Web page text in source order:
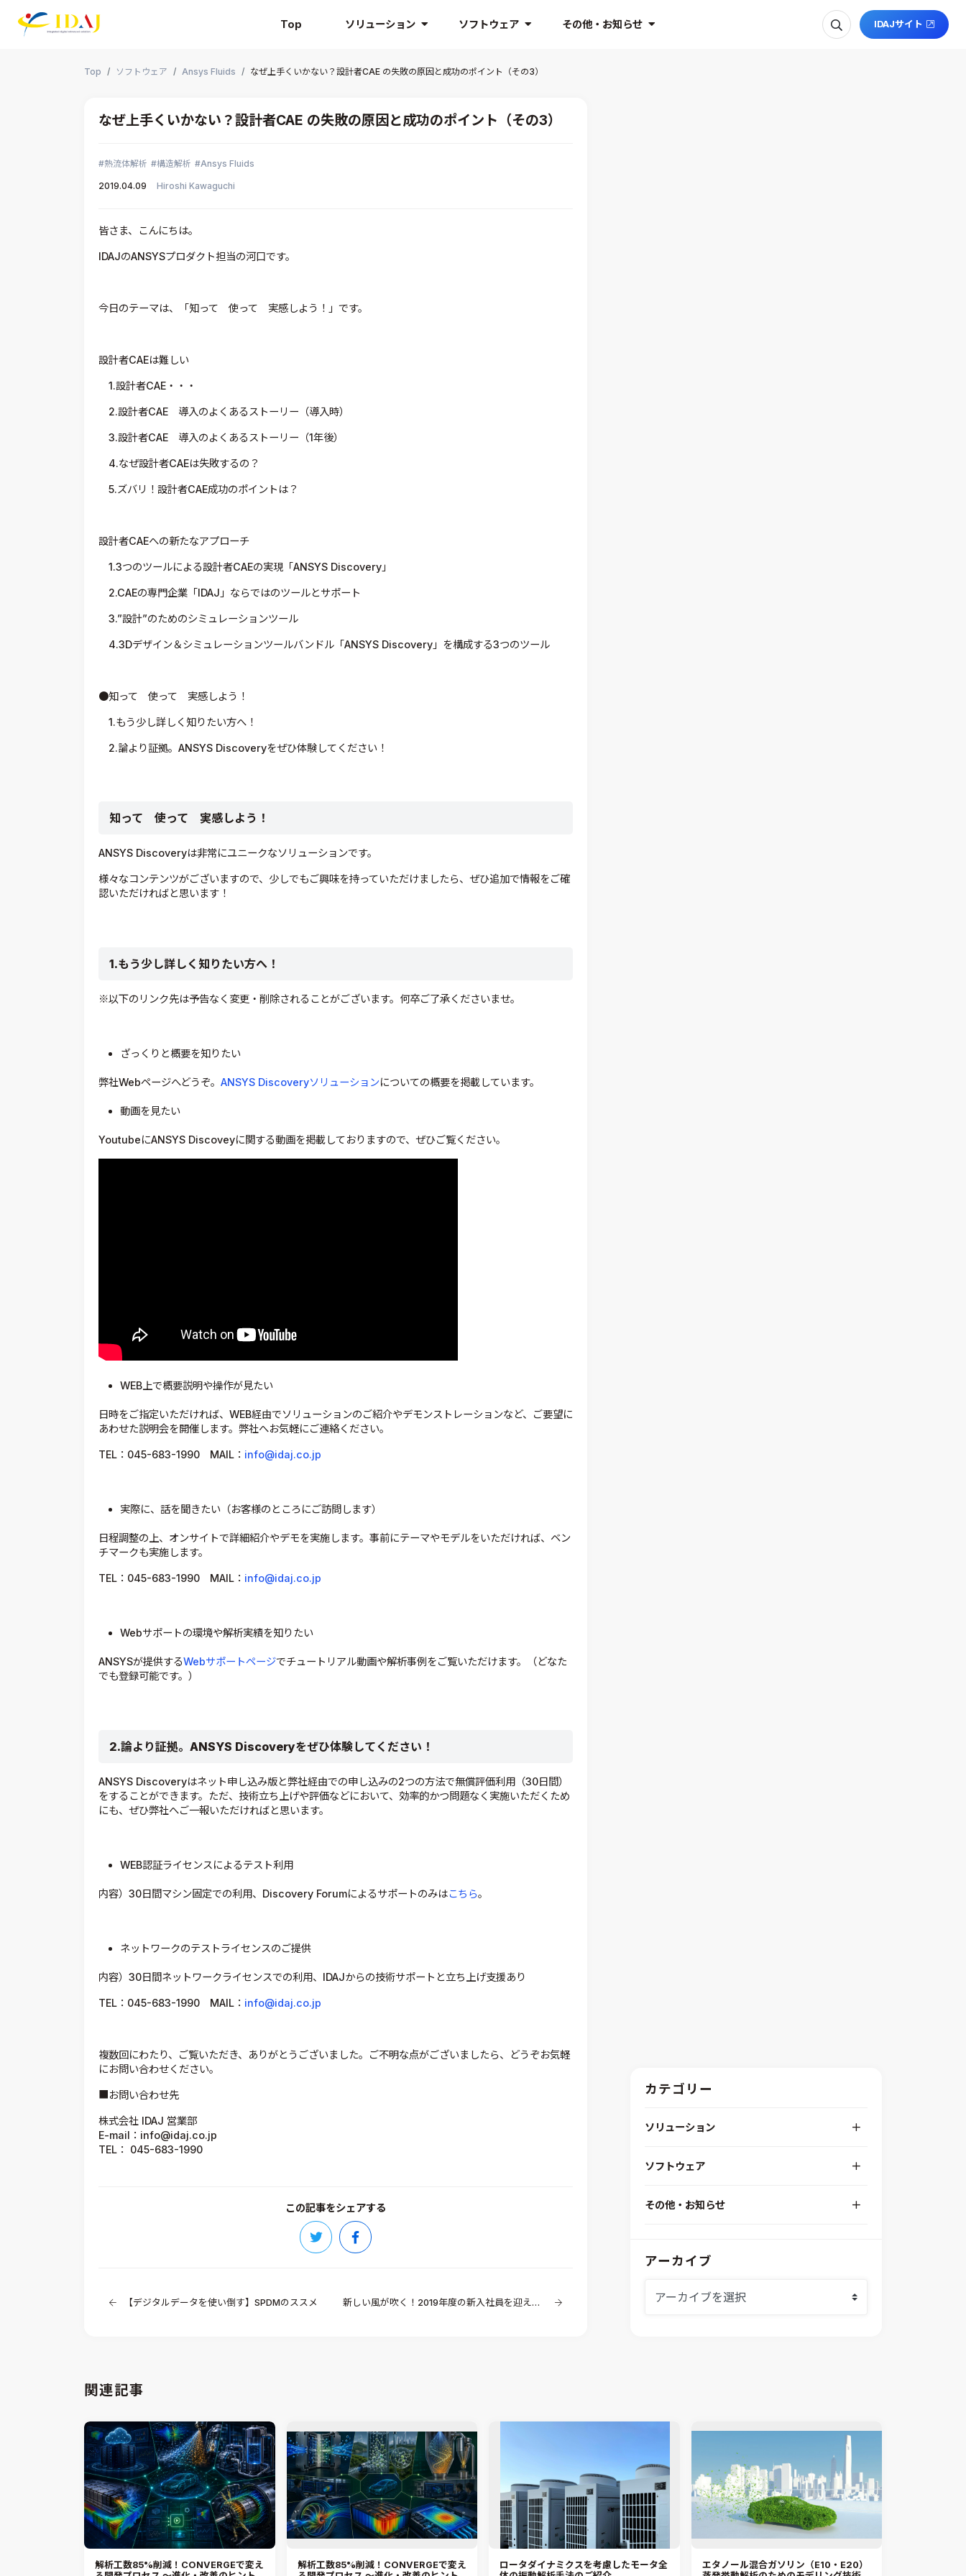
Top ソリューション ソフトウェア その他・お知らせ IDAJサイト
Top ソフトウェア Ansys Fluids なぜ上手くいかない？設計者CAE の失敗の原因と成功のポイント（その3）
なぜ上手くいかない？設計者CAE の失敗の原因と成功のポイント（その3）
熱流体解析 構造解析 Ansys Fluids
2019.04.09 Hiroshi Kawaguchi
皆さま、こんにちは。
IDAJのANSYSプロダクト担当の河口です。
今日のテーマは、「知って 使って 実感しよう！」です。
設計者CAEは難しい
1.設計者CAE・・・
2.設計者CAE 導入のよくあるストーリー（導入時）
3.設計者CAE 導入のよくあるストーリー（1年後）
4.なぜ設計者CAEは失敗するの？
5.ズバリ！設計者CAE成功のポイントは？
設計者CAEへの新たなアプローチ
1.3つのツールによる設計者CAEの実現「ANSYS Discovery」
2.CAEの専門企業「IDAJ」ならではのツールとサポート
3.”設計”のためのシミュレーションツール
4.3Dデザイン＆シミュレーションツールバンドル「ANSYS Discovery」を構成する3つのツール
●知って 使って 実感しよう！
1.もう少し詳しく知りたい方へ！
2.論より証拠。ANSYS Discoveryをぜひ体験してください！
知って 使って 実感しよう！
ANSYS Discoveryは非常にユニークなソリューションです。
様々なコンテンツがございますので、少しでもご興味を持っていただけましたら、ぜひ追加で情報をご確
認いただければと思います！
1.もう少し詳しく知りたい方へ！
※以下のリンク先は予告なく変更・削除されることがございます。何卒ご了承くださいませ。
ざっくりと概要を知りたい
弊社Webページへどうぞ。 ANSYS Discoveryソリューションについての概要を掲載しています。
動画を見たい
YoutubeにANSYS Discoveyに関する動画を掲載しておりますので、ぜひご覧ください。
WEB上で概要説明や操作が見たい
日時をご指定いただければ、WEB経由でソリューションのご紹介やデモンストレーションなど、ご要望に
あわせた説明会を開催します。弊社へお気軽にご連絡ください。
TEL：045-683-1990 MAIL： info@idaj.co.jp
実際に、話を聞きたい（お客様のところにご訪問します）
日程調整の上、オンサイトで詳細紹介やデモを実施します。事前にテーマやモデルをいただければ、ベン
チマークも実施します。
TEL：045-683-1990 MAIL： info@idaj.co.jp
Webサポートの環境や解析実績を知りたい
ANSYSが提供するWebサポートページでチュートリアル動画や解析事例をご覧いただけます。（どなた
でも登録可能です。）
2.論より証拠。 ANSYS Discoveryをぜひ体験してください！
ANSYS Discoveryはネット申し込み版と弊社経由での申し込みの2つの方法で無償評価利用（30日間）
をすることができます。ただ、技術立ち上げや評価などにおいて、効率的かつ問題なく実施いただくため
にも、ぜひ弊社へご一報いただければと思います。
WEB認証ライセンスによるテスト利用
内容）30日間マシン固定での利用、Discovery Forumによるサポートのみはこちら。
ネットワークのテストライセンスのご提供
内容）30日間ネットワークライセンスでの利用、IDAJからの技術サポートと立ち上げ支援あり
TEL：045-683-1990 MAIL： info@idaj.co.jp
複数回にわたり、ご覧いただき、ありがとうございました。ご不明な点がございましたら、どうぞお気軽
にお問い合わせください。
■お問い合わせ先
株式会社 IDAJ 営業部
E-mail：info@idaj.co.jp
TEL： 045-683-1990
この記事をシェアする
【デジタルデータを使い倒す】SPDMのススメ 新しい風が吹く！2019年度の新入社員を迎えました。
カテゴリー
ソリューション
組込みソフトウェア開発プラットフォーム
システムシミュレーション
構造解析
CAEエンジニアリングコンサルティング
音響設計
CAE分野におけるAIコンサルティング
システム構築と開発
ソフトウェア
modeFRONTIER
Ansys SCADE
Ansys Fluids
iconCFD
SIMULIA Abaqus Unified FEA
Simcenter Flotherm
Simcenter Flotherm XT
Ansys Electronics
DEMITASNX
その他・お知らせ
IDAJからのお知らせ
アーカイブ
関連記事
解析工数85%削減！CONVERGEで変え
解析工数85%削減！CONVERGEで変え
ロータダイナミクスを考慮したモータ全
エタノール混合ガソリン（E10・E20）